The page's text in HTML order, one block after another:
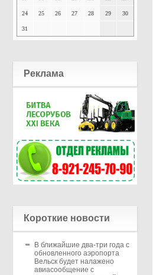
24 25 26 27 28 29 30
31
Реклама
Короткие новости
В ближайшие два-три года с
обновленного аэропорта
Вельск будет налажено
авиасообщение с